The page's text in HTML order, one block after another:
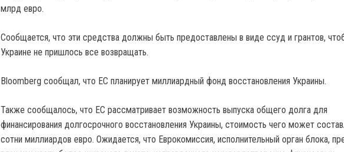
млрд евро.
Сообщается, что эти средства должны быть предоставлены в виде ссуд и грантов,
Украине не пришлось все возвращать.
Bloomberg сообщал, что ЕС планирует миллиардный фонд восстановления Украины.
Также сообщалось, что ЕС рассматривает возможность выпуска общего долга для
финансирования долгосрочного восстановления Украины, стоимость чего может
сотни миллиардов евро. Ожидается, что Еврокомиссия, исполнительный орган блока,